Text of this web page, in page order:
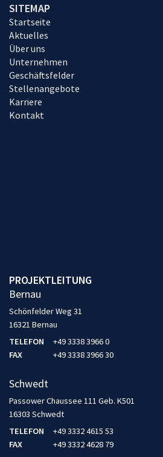
SITEMAP
Startseite
Aktuelles
Über uns
Unternehmen
Geschäftsfelder
Stellenangebote
Karriere
Kontakt
PROJEKTLEITUNG
Bernau
Schönfelder Weg 31
16321 Bernau
TELEFON
+49 3338 3966 0
FAX
+49 3338 3966 30
Schwedt
Passower Chaussee 111 Geb. K501
16303 Schwedt
TELEFON
+49 3332 4615 53
FAX
+49 3332 4628 79